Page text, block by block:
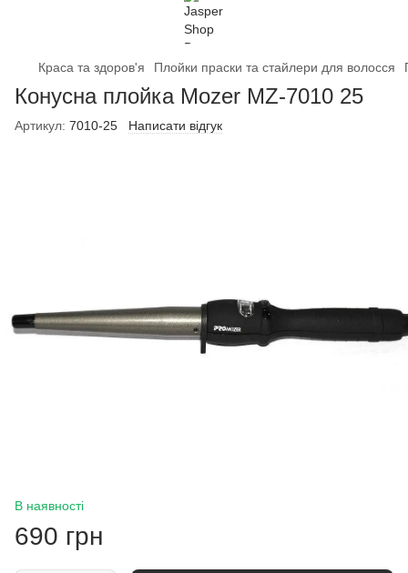
Краса та здоров'я Плойки праски та стайлери для волосся
Конусна плойка Mozer MZ-7010 25
Артикул: 7010-25 Написати відгук
В наявності
690 грн